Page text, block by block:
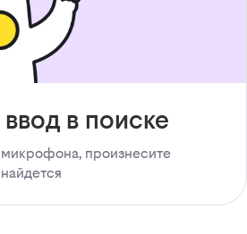
в поиске
произнесите